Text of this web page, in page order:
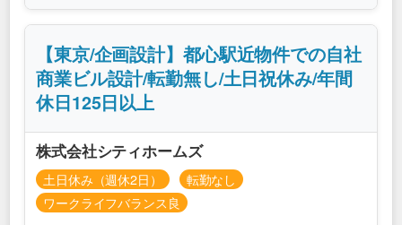
【東京/企画設計】都心駅近物件での自社
商業ビル設計/転勤無し/土日祝休み/年間
休日125日以上
株式会社シティホームズ
土日休み（週休2日）
転勤なし
ワークライフバランス良